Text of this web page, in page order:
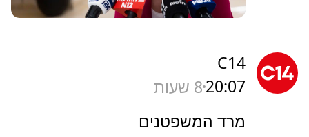
C14
20:078 שעות
מרד המשפטנים